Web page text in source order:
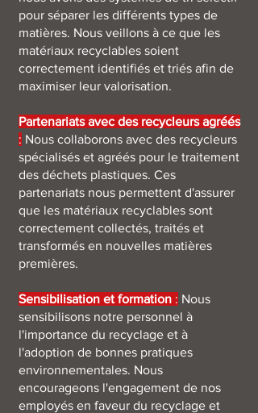
pour séparer les différents types de
matières. Nous veillons à ce que les
matériaux recyclables soient
correctement identifiés et triés afin de
maximiser leur valorisation.
Partenariats avec des recycleurs agréés
: Nous collaborons avec des recycleurs
spécialisés et agréés pour le traitement
des déchets plastiques. Ces
partenariats nous permettent d'assurer
que les matériaux recyclables sont
correctement collectés, traités et
transformés en nouvelles matières
premières.
Sensibilisation et formation : Nous
sensibilisons notre personnel à
l'importance du recyclage et à
l'adoption de bonnes pratiques
environnementales. Nous
encourageons l'engagement de nos
employés en faveur du recyclage et